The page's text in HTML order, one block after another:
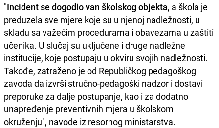
"Incident se dogodio van školskog objekta, a škola je
preduzela sve mjere koje su u njenoj nadležnosti, u
skladu sa važećim procedurama i obavezama u zaštiti
učenika. U slučaj su uključene i druge nadležne
institucije, koje postupaju u okviru svojih nadležnosti.
Takođe, zatraženo je od Republičkog pedagoškog
zavoda da izvrši stručno-pedagoški nadzor i dostavi
preporuke za dalje postupanje, kao i za dodatno
unapređenje preventivnih mjera u školskom
okruženju", navode iz resornog ministarstva.